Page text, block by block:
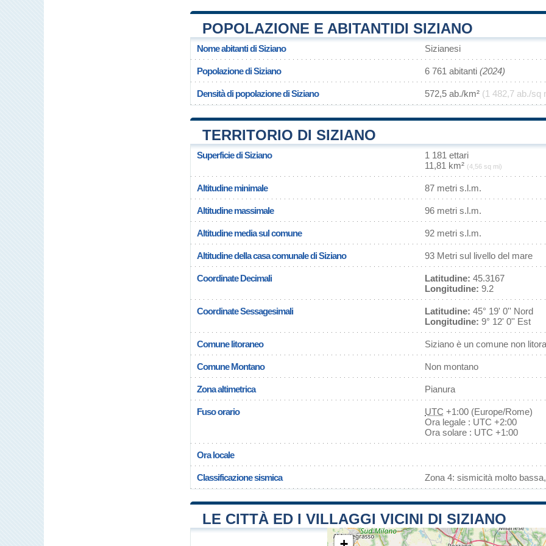
POPOLAZIONE E ABITANTIDI SIZIANO
Nome abitanti di Siziano Sizianesi
Popolazione di Siziano 6 761 abitanti (2024)
Densità di popolazione di Siziano 572,5 ab./km² (1 482,7 ab./sq
TERRITORIO DI SIZIANO
Superficie di Siziano
1 181 ettari
11,81 km² (4,56 sq mi)
Altitudine minimale 87 metri s.l.m.
Altitudine massimale 96 metri s.l.m.
Altitudine media sul comune 92 metri s.l.m.
Altitudine della casa comunale di Siziano 93 Metri sul livello del mare
Coordinate Decimali Latitudine: 45.3167
Longitudine: 9.2
Coordinate Sessagesimali Latitudine: 45° 19' 0'' Nord
Longitudine: 9° 12' 0'' Est
Comune litoraneo Siziano è un comune non
Comune Montano Non montano
Zona altimetrica Pianura
Fuso orario UTC +1:00 (Europe/Rome)
Ora legale : UTC +2:00
Ora solare : UTC +1:00
Ora locale
Classificazione sismica Zona 4: sismicità molto
LE CITTÀ ED I VILLAGGI VICINI DI SIZIANO